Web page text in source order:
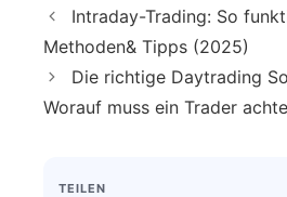
Intraday-Trading: So
Methoden& Tipps (2025)
Die richtige Daytrading
Worauf muss ein Trader
TEILEN